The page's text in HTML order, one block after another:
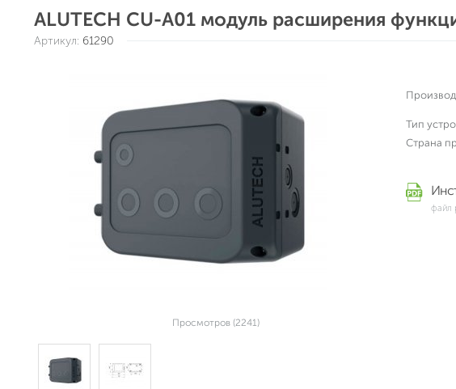
ALUTECH CU-A01 модуль расширения
Артикул: 61290
Просмотров (2241)
Тип
Страна
файл